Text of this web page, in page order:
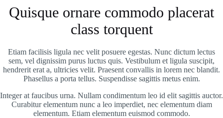
Quisque ornare commodo placerat
class torquent
Etiam facilisis ligula nec velit posuere egestas. Nunc dictum lectus
sem, vel dignissim purus luctus quis. Vestibulum et ligula suscipit,
hendrerit erat a, ultricies velit. Praesent convallis in lorem nec blandit.
Phasellus a porta tellus. Suspendisse sagittis metus enim.
Integer at faucibus urna. Nullam condimentum leo id elit sagittis auctor.
Curabitur elementum nunc a leo imperdiet, nec elementum diam
elementum. Etiam elementum euismod commodo.